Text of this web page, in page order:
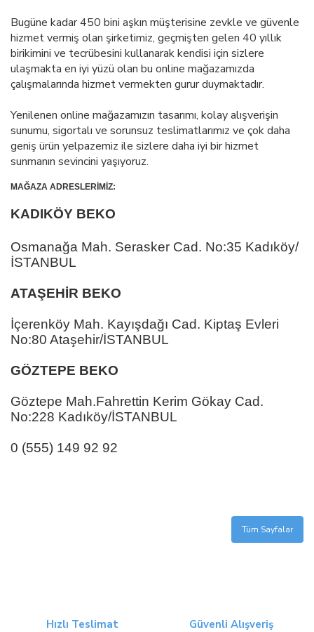
Bugüne kadar 450 bini aşkın müşterisine zevkle ve güvenle
hizmet vermiş olan şirketimiz, geçmişten gelen 40 yıllık
birikimini ve tecrübesini kullanarak kendisi için sizlere
ulaşmakta en iyi yüzü olan bu online mağazamızda
çalışmalarında hizmet vermekten gurur duymaktadır.
Yenilenen online mağazamızın tasarımı, kolay alışverişin
sunumu, sigortalı ve sorunsuz teslimatlarımız ve çok daha
geniş ürün yelpazemiz ile sizlere daha iyi bir hizmet
sunmanın sevincini yaşıyoruz.
MAĞAZA ADRESLERİMİZ:
KADIKÖY BEKO
Osmanağa Mah. Serasker Cad. No:35 Kadıköy/
İSTANBUL
ATAŞEHİR BEKO
İçerenköy Mah. Kayışdağı Cad. Kiptaş Evleri
No:80 Ataşehir/İSTANBUL
GÖZTEPE BEKO
Göztepe Mah.Fahrettin Kerim Gökay Cad.
No:228 Kadıköy/İSTANBUL
0 (555) 149 92 92
Tüm Sayfalar
Hızlı Teslimat Güvenli Alışveriş